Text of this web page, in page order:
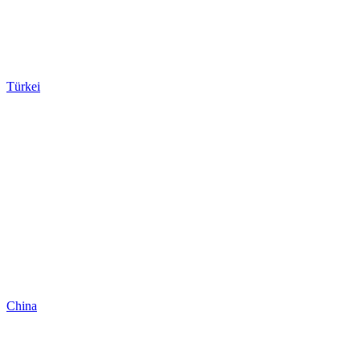
Türkei
China